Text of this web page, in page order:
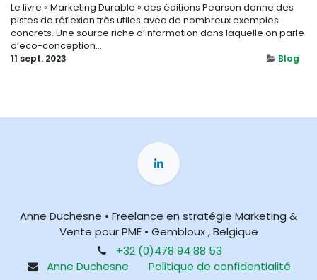
Le livre « Marketing Durable » des éditions Pearson donne des
pistes de réflexion très utiles avec de nombreux exemples
concrets. Une source riche d’information dans laquelle on parle
d’eco-conception...
11 sept. 2023 Blog
Anne Duchesne • Freelance en stratégie Marketing &
Vente pour PME • Gembloux , Belgique
+32 (0)478 94 88 53
Anne Duchesne
Politique de confidentialité